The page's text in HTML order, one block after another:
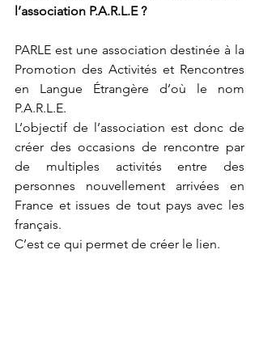
l’association P.A.R.L.E ?
PARLE est une association destinée à la
Promotion des Activités et Rencontres
en Langue Étrangère d’où le nom
P.A.R.L.E.
L’objectif de l’association est donc de
créer des occasions de rencontre par
de multiples activités entre des
personnes nouvellement arrivées en
France et issues de tout pays avec les
français.
C’est ce qui permet de créer le lien.